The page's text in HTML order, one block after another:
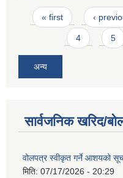
Pages
« first ‹
4 5
अन्य
सार्वजनिक खरिद/
वोलपत्र स्वीकृत गर्ने आशयको
मिति: 07/17/2026 - 20:29